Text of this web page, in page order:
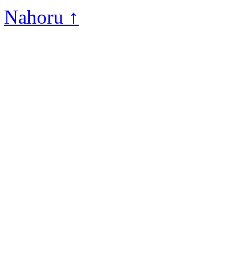
Nahoru ↑